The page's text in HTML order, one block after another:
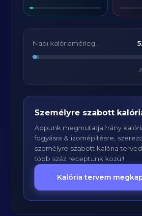
Napi kalóriamérleg
3
Személyre szabott
Appunk megmutatja hány
fogyásra & izomépítésre,
személyre szabott kalória
több száz receptünk közül!
Kalória tervem